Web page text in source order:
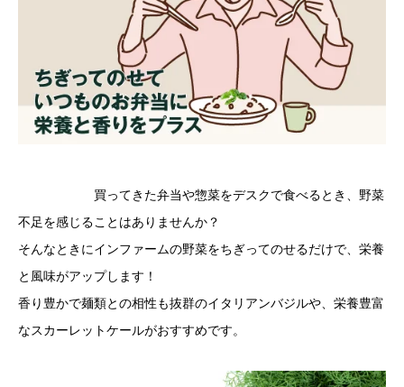
買ってきた弁当や惣菜をデスクで食べるとき、野菜
不足を感じることはありませんか？
そんなときにインファームの野菜をちぎってのせるだけで、栄養
と風味がアップします！
香り豊かで麺類との相性も抜群のイタリアンバジルや、栄養豊富
なスカーレットケールがおすすめです。